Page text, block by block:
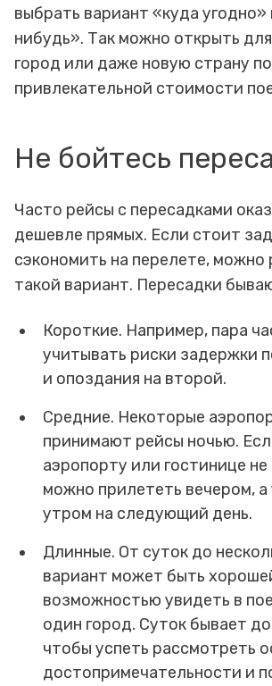
выбрать вариант «куда
нибудь». Так можно открыть
город или даже новую страну по
привлекательной стоимости
Не бойтесь
Часто рейсы с пересадками
дешевле прямых. Если стоит
сэкономить на перелете, можно
такой вариант. Пересадки
Короткие. Например, пара
учитывать риски задержки
и опоздания на второй.
Средние. Некоторые
принимают рейсы ночью.
аэропорту или гостинице не
можно прилететь вечером, а
утром на следующий день.
Длинные. От суток до
вариант может быть
возможностью увидеть в
один город. Суток бывает
чтобы успеть рассмотреть
достопримечательности и